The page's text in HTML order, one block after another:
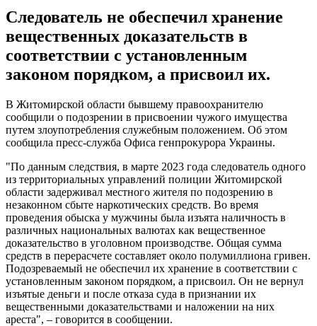
Следователь не обеспечил хранение
вещественных доказательств в
соответствии с установленным
законом порядком, а присвоил их.
В Житомирской области бывшему правоохранителю
сообщили о подозрении в присвоении чужого имущества
путем злоупотребления служебным положением. Об этом
сообщила пресс-служба Офиса генпрокурора Украины.
"По данным следствия, в марте 2023 года следователь одного
из территориальных управлений полиции Житомирской
области задерживал местного жителя по подозрению в
незаконном сбыте наркотических средств. Во время
проведения обыска у мужчины была изъята наличность в
различных национальных валютах как вещественное
доказательство в уголовном производстве. Общая сумма
средств в перерасчете составляет около полумиллиона гривен.
Подозреваемый не обеспечил их хранение в соответствии с
установленным законом порядком, а присвоил. Он не вернул
изъятые деньги и после отказа суда в признании их
вещественными доказательствами и наложении на них
ареста", – говорится в сообщении.